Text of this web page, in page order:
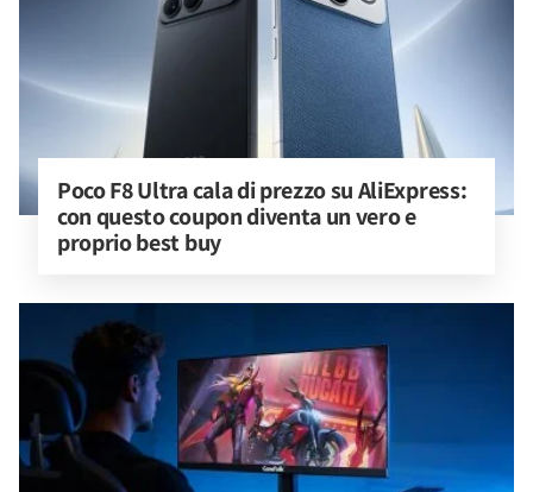
Poco F8 Ultra cala di prezzo su AliExpress:
con questo coupon diventa un vero e
proprio best buy